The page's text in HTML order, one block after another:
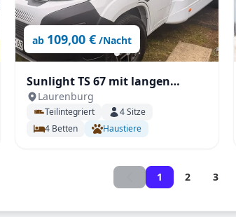
ab 109,00 € /Nacht
Sunlight TS 67 mit langen
Längstbetten und voll Autrak,
Automatik
Laurenburg
Teilintegriert 4 Sitze
4 Betten Haustiere
1 2 3